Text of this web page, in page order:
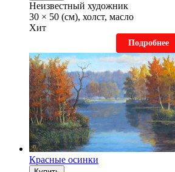
Неизвестный художник
30 × 50 (см), холст, масло
Хит
Подробнее
Красные осинки